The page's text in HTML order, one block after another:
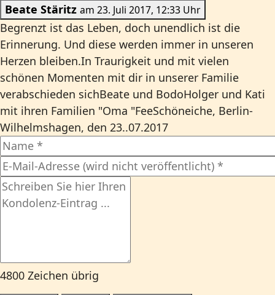
Beate Stäritz
am 23. Juli 2017, 12:33 Uhr
Begrenzt ist das Leben, doch unendlich ist die
Erinnerung. Und diese werden immer in unseren
Herzen bleiben.In Traurigkeit und mit vielen
schönen Momenten mit dir in unserer Familie
verabschieden sichBeate und BodoHolger und Kati
mit ihren Familien "Oma "FeeSchöneiche, Berlin-
Wilhelmshagen, den 23..07.2017
4800 Zeichen übrig